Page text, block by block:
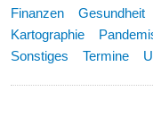
Finanzen
Gesundheit
Kartographie
Sonstiges
Termine